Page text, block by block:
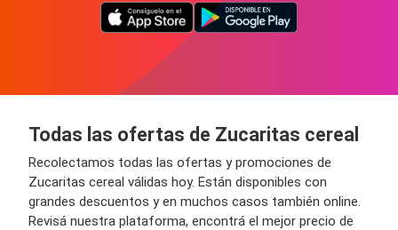
Todas las ofertas de Zucaritas cereal
Recolectamos todas las ofertas y promociones de
Zucaritas cereal válidas hoy. Están disponibles con
grandes descuentos y en muchos casos también online.
Revisá nuestra plataforma, encontrá el mejor precio de